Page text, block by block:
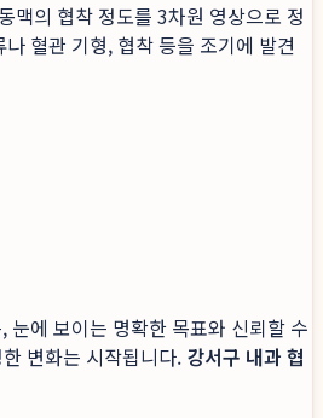
맥의 협착 정도를 3차원 영상으로 정
혈관 기형, 협착 등을 조기에 발견
에 보이는 명확한 목표와 신뢰할 수
변화는 시작됩니다. 강서구 내과 협